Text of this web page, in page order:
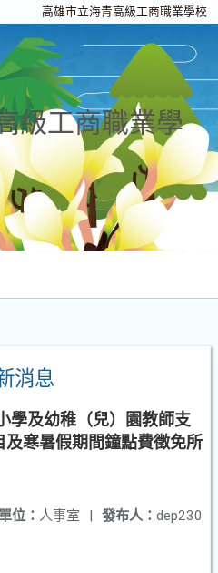
高雄市立海青高級工商職業學校
級工商職業學
消息
學及幼稚（兒）園教師支
寒暑假期間鐘點費徵免所
發布人： dep230
位： 人事室 |